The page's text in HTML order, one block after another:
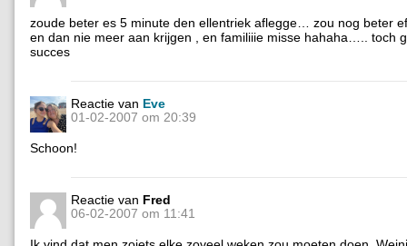
zoude beter es 5 minute den ellentriek aflegge… zou nog beter
en dan nie meer aan krijgen , en familiiie misse hahaha….. toch
succes
Reactie van Eve
01-02-2007 om 20:39
Schoon!
Reactie van Fred
06-02-2007 om 11:41